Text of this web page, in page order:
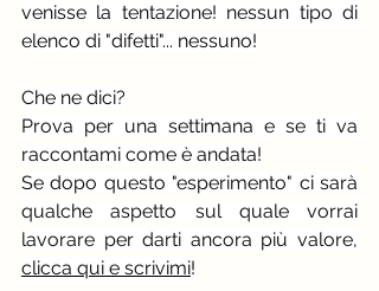
venisse la tentazione! nessun tipo di
elenco di "difetti"... nessuno!
Che ne dici?
Prova per una settimana e se ti va
raccontami come è andata!
Se dopo questo "esperimento" ci sarà
qualche aspetto sul quale vorrai
clicca qui e scrivimi!